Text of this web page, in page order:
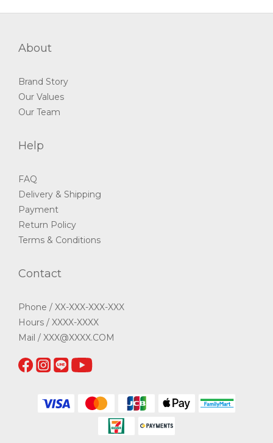
About
Brand Story
Our Values
Our Team
Help
FAQ
Delivery & Shipping
Payment
Return Policy
Terms & Conditions
Contact
Phone / XX-XXX-XXX-XXX
Hours / XXXX-XXXX
Mail / XXX@XXXX.COM